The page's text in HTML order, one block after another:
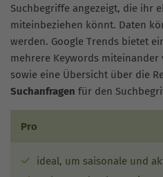
Suchbegriffe angezeigt, die ihr
miteinbeziehen könnt. Daten
werden. Google Trends bietet
mehrere Keywords
sowie eine Übersicht über die
Suchanfragen für den
Pro
ideal, um saisonale und